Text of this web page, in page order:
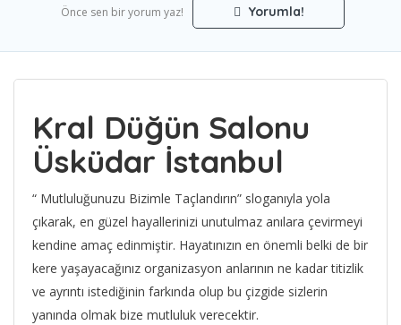
Önce sen bir yorum yaz! Yorumla!
Kral Düğün Salonu
Üsküdar İstanbul
“ Mutluluğunuzu Bizimle Taçlandırın” sloganıyla yola
çıkarak, en güzel hayallerinizi unutulmaz anılara çevirmeyi
kendine amaç edinmiştir. Hayatınızın en önemli belki de bir
kere yaşayacağınız organizasyon anlarının ne kadar titizlik
ve ayrıntı istediğinin farkında olup bu çizgide sizlerin
yanında olmak bize mutluluk verecektir.